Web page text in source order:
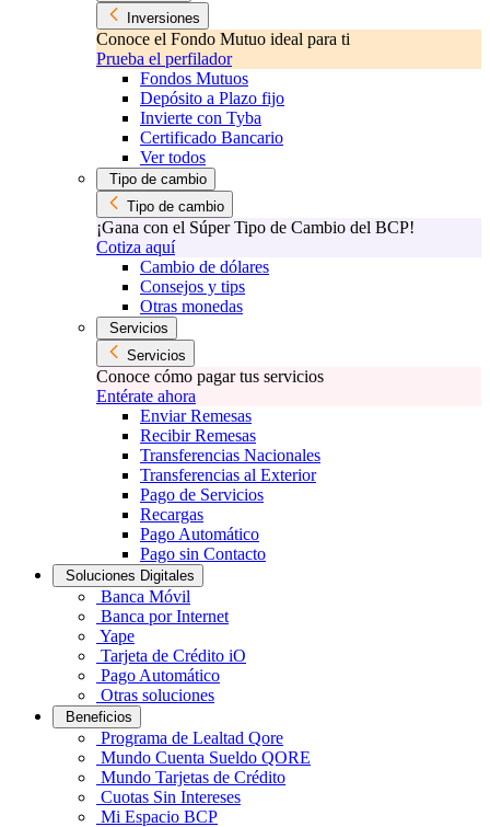
Inversiones
Conoce el Fondo Mutuo ideal para ti
Prueba el perfilador
Fondos Mutuos
Depósito a Plazo fijo
Invierte con Tyba
Certificado Bancario
Ver todos
Tipo de cambio
Tipo de cambio
¡Gana con el Súper Tipo de Cambio del BCP!
Cotiza aquí
Cambio de dólares
Consejos y tips
Otras monedas
Servicios
Servicios
Conoce cómo pagar tus servicios
Entérate ahora
Enviar Remesas
Recibir Remesas
Transferencias Nacionales
Transferencias al Exterior
Pago de Servicios
Recargas
Pago Automático
Pago sin Contacto
Soluciones Digitales
Banca Móvil
Banca por Internet
Yape
Tarjeta de Crédito iO
Pago Automático
Otras soluciones
Beneficios
Programa de Lealtad Qore
Mundo Cuenta Sueldo QORE
Mundo Tarjetas de Crédito
Cuotas Sin Intereses
Mi Espacio BCP